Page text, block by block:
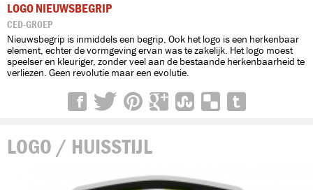
LOGO NIEUWSBEGRIP
CED-GROEP
Nieuwsbegrip is inmiddels een begrip. Ook het logo is een herkenbaar
element, echter de vormgeving ervan was te zakelijk. Het logo moest
speelser en kleuriger, zonder veel aan de bestaande herkenbaarheid te
verliezen. Geen revolutie maar een evolutie.
LOGO / HUISSTIJL